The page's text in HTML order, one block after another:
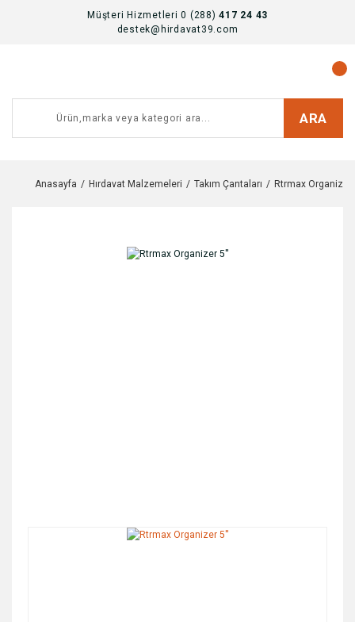
Müşteri Hizmetleri 0 (288)417 24 43
destek@hirdavat39.com
ARA
Anasayfa Hırdavat Malzemeleri Takım Çantaları Rtrmax Organizer